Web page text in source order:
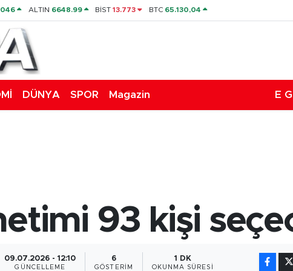
ALTIN 6648.99 BİST13.773 BTC 65.130,04
DÜNYA SPOR Magazin E
93 kişi
09.07.2026 - 12:10
GÜNCELLEME
6
GÖSTERIM
1 DK
OKUNMA SÜRESI